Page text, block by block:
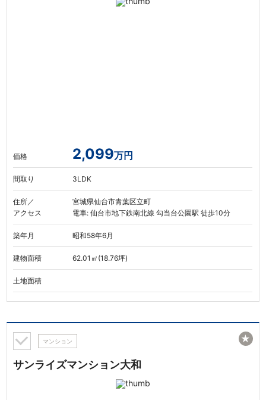
価格 2,099万円
間取り 3LDK
住所／
アクセス
宮城県仙台市青葉区立町
電車: 仙台市地下鉄南北線 勾当台公園駅 徒歩10分
築年月 昭和58年6月
建物面積 62.01㎡(18.76坪)
土地面積
マンション
サンライズマンション大和
★